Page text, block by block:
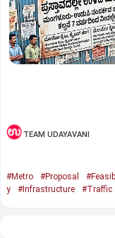
TEAM UDAYAVANI
#Metro #Proposal
y
#Infrastructure #Traffic